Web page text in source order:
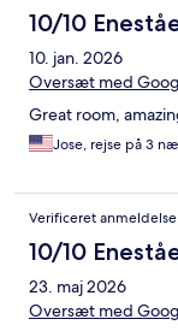
10/10
10. jan. 2026
Oversæt med
Great room,
Jose, rejse på 3
Verificeret anmeldelse
10/10
23. maj 2026
Oversæt med